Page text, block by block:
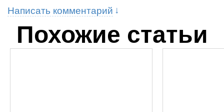
Написать комментарий
Похожие статьи